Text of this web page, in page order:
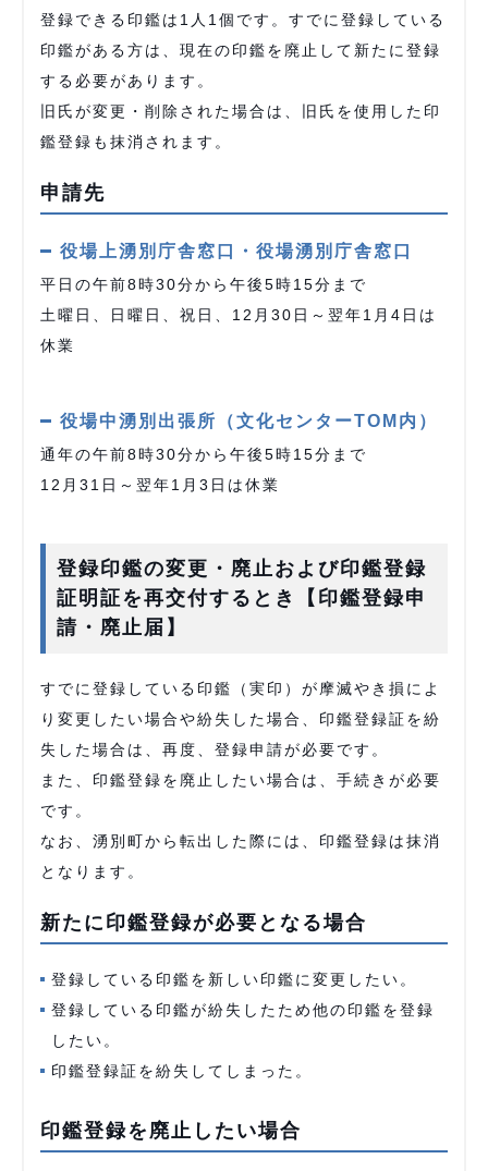
登録できる印鑑は1人1個です。すでに登録している
印鑑がある方は、現在の印鑑を廃止して新たに登録
する必要があります。
旧氏が変更・削除された場合は、旧氏を使用した印
鑑登録も抹消されます。
申請先
役場上湧別庁舎窓口・役場湧別庁舎窓口
平日の午前8時30分から午後5時15分まで
土曜日、日曜日、祝日、12月30日～翌年1月4日は
休業
役場中湧別出張所（文化センターTOM内）
通年の午前8時30分から午後5時15分まで
12月31日～翌年1月3日は休業
登録印鑑の変更・廃止および印鑑登録
証明証を再交付するとき【印鑑登録申
請・廃止届】
すでに登録している印鑑（実印）が摩滅やき損によ
り変更したい場合や紛失した場合、印鑑登録証を紛
失した場合は、再度、登録申請が必要です。
また、印鑑登録を廃止したい場合は、手続きが必要
です。
なお、湧別町から転出した際には、印鑑登録は抹消
となります。
新たに印鑑登録が必要となる場合
登録している印鑑を新しい印鑑に変更したい。
登録している印鑑が紛失したため他の印鑑を登録
したい。
印鑑登録証を紛失してしまった。
印鑑登録を廃止したい場合